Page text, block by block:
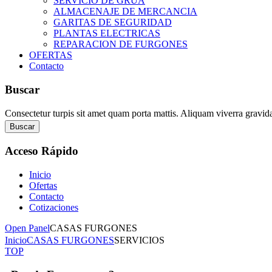
ALMACENAJE DE MERCANCIA
GARITAS DE SEGURIDAD
PLANTAS ELECTRICAS
REPARACION DE FURGONES
OFERTAS
Contacto
Buscar
Consectetur turpis sit amet quam porta mattis. Aliquam viverra
Buscar
Acceso Rápido
Inicio
Ofertas
Contacto
Cotizaciones
Open PanelCASAS FURGONES
InicioCASAS FURGONESSERVICIOS
TOP